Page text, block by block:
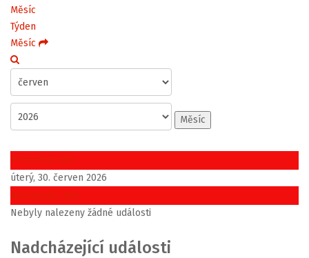
Měsíc
Týden
Měsíc
Měsíc
Předchozí den
úterý, 30. červen 2026
Následující den
Nebyly nalezeny žádné události
Nadcházející události